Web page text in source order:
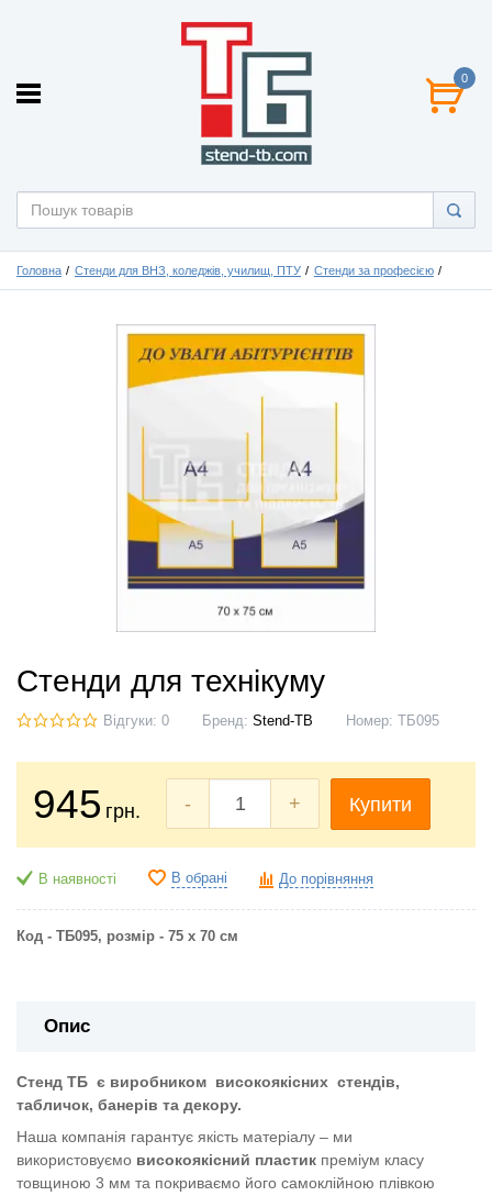
0
Головна Стенди для ВНЗ, коледжів, училищ, ПТУ Стенди за професією
Стенди для технікуму
Відгуки: 0 Бренд: Stend-TB Номер: ТБ095
945 грн. - + Купити
В наявності В обрані До порівняння
Код - ТБ095, розмір - 75 х 70 см
Опис
Стенд ТБ є виробником високоякісних стендів,
табличок, банерів та декору.
Наша компанія гарантує якість матеріалу – ми
використовуємо високоякісний пластик преміум класу
товщиною 3 мм та покриваємо його самоклійною плівкою